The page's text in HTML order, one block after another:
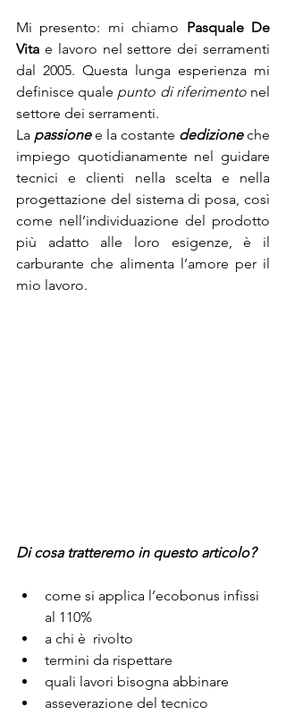
Mi presento: mi chiamo Pasquale De
Vita e lavoro nel settore dei serramenti
dal 2005. Questa lunga esperienza mi
definisce quale punto di riferimento nel
settore dei serramenti.
La passione e la costante dedizione che
impiego quotidianamente nel guidare
tecnici e clienti nella scelta e nella
progettazione del sistema di posa, così
come nell’individuazione del prodotto
più adatto alle loro esigenze, è il
carburante che alimenta l’amore per il
mio lavoro.
Di cosa tratteremo in questo articolo?
come si applica l’ecobonus infissi
al 110%
a chi è  rivolto
termini da rispettare
quali lavori bisogna abbinare
asseverazione del tecnico